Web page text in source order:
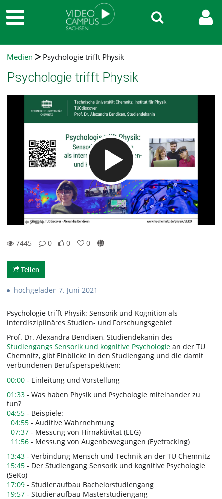
Medien Psychologie trifft Physik
Psychologie trifft Physik
7445
0
0
0
Teilen
hochgeladen 7. Juni 2021
Psychologie trifft Physik: Sensorik und Kognition als
interdisziplinäres Studien- und Forschungsgebiet
Prof. Dr. Alexandra Bendixen, Studiendekanin des
Studiengangs Sensorik und kognitive Psychologie an der TU
Chemnitz, gibt Einblicke in den Studiengang und die damit
verbundenen Berufsperspektiven:
00:00 - Einleitung und Vorstellung
01:33 - Was haben Physik und Psychologie miteinander zu
tun?
04:55 - Beispiele:
04:55 - Auditive Wahrnehmung
07:37 - Messung von Hirnaktivität (EEG)
11:56 - Messung von Augenbewegungen (Eyetracking)
13:43 - Verbindung Mensch und Technik an der TU Chemnitz
15:45 - Der Studiengang Sensorik und kognitive Psychologie
(SeKo)
17:09 - Studienaufbau Bachelorstudiengang
19:57 - Studienaufbau Masterstudiengang